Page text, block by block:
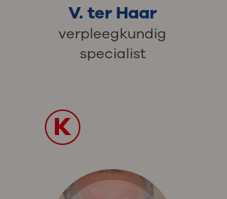
V. ter Haar
verpleegkundig
specialist
K